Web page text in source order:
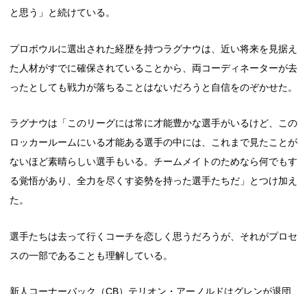
と思う」と続けている。
プロボウルに選出された経歴を持つラグナウは、近い将来を見据え
た人材がすでに確保されていることから、両コーディネーターが去
ったとしても戦力が落ちることはないだろうと自信をのぞかせた。
ラグナウは「このリーグには常に才能豊かな選手がいるけど、この
ロッカールームにいる才能ある選手の中には、これまで見たことが
ないほど素晴らしい選手もいる。チームメイトのためなら何でもす
る覚悟があり、全力を尽くす姿勢を持った選手たちだ」とつけ加え
た。
選手たちは去って行くコーチを恋しく思うだろうが、それがプロセ
スの一部であることも理解している。
新人コーナーバック（CB）テリオン・アーノルドはグレンが退団